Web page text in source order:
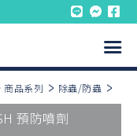
商品系列 除蟲/防蟲
預防噴劑